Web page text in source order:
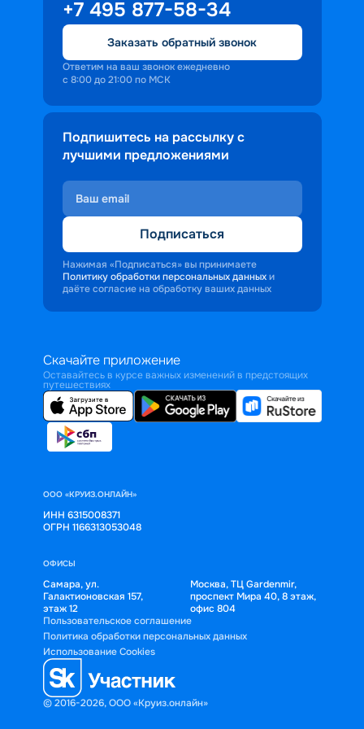
+7 495 877-58-34
Заказать обратный звонок
Ответим на ваш звонок ежедневно
с 8:00 до 21:00 по МСК
Подпишитесь на рассылку с
лучшими предложениями
Подписаться
Нажимая «Подписаться» вы принимаете
Политику обработки персональных данных и
даёте согласие на обработку ваших данных
Скачайте приложение
Оставайтесь в курсе важных изменений в предстоящих
путешествиях
ООО «КРУИЗ.ОНЛАЙН»
ИНН 6315008371
ОГРН 1166313053048
ОФИСЫ
Самара, ул.
Галактионовская 157,
этаж 12
Москва, ТЦ Gardenmir,
проспект Мира 40, 8 этаж,
офис 804
© 2016-2026, ООО «Круиз.онлайн»
Пользовательское соглашение
Политика обработки персональных данных
Использование Cookies